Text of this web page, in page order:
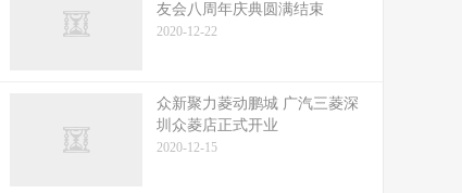
友会八周年庆典圆满结束
2020-12-22
众新聚力菱动鹏城 广汽三菱深
圳众菱店正式开业
2020-12-15